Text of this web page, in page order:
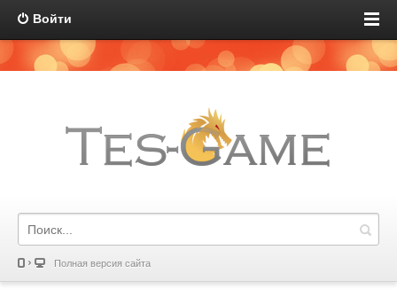
Войти
Полная версия сайта